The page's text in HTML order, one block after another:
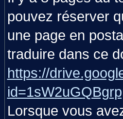
pouvez réserver
une page en
traduire dans ce
https://
Lorsque vous